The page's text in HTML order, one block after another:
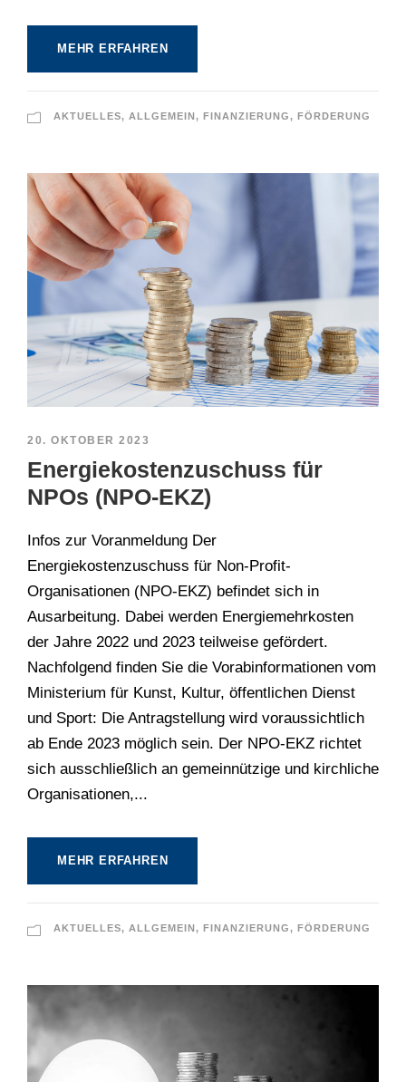
MEHR ERFAHREN
AKTUELLES, ALLGEMEIN, FINANZIERUNG, FÖRDERUNG
20. OKTOBER 2023
Energiekostenzuschuss für
NPOs (NPO-EKZ)
Infos zur Voranmeldung Der
Energiekostenzuschuss für Non-Profit-
Organisationen (NPO-EKZ) befindet sich in
Ausarbeitung. Dabei werden Energiemehrkosten
der Jahre 2022 und 2023 teilweise gefördert.
Nachfolgend finden Sie die Vorabinformationen vom
Ministerium für Kunst, Kultur, öffentlichen Dienst
und Sport: Die Antragstellung wird voraussichtlich
ab Ende 2023 möglich sein. Der NPO-EKZ richtet
sich ausschließlich an gemeinnützige und kirchliche
Organisationen,...
MEHR ERFAHREN
AKTUELLES, ALLGEMEIN , FINANZIERUNG, FÖRDERUNG